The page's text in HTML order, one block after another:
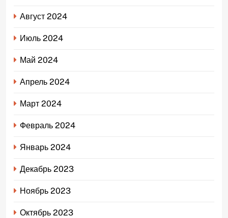
Август 2024
Июль 2024
Май 2024
Апрель 2024
Март 2024
Февраль 2024
Январь 2024
Декабрь 2023
Ноябрь 2023
Октябрь 2023